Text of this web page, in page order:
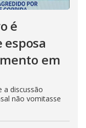
é
em
a discussão
não vomitasse